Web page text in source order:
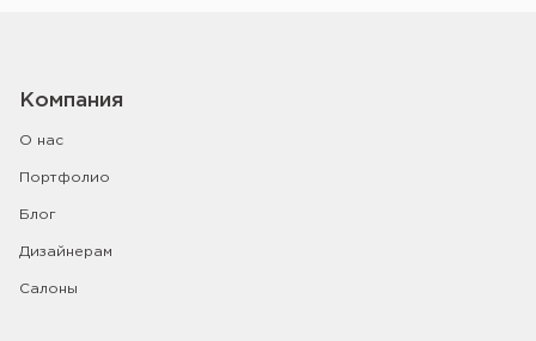
Компания
О нас
Портфолио
Блог
Дизайнерам
Салоны